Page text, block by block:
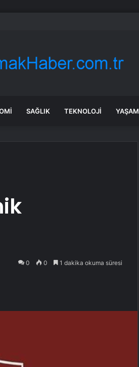
şov yaptı
SAĞLIK TEKNOLOJI YAŞAM
0 0 1 dakika okuma süresi